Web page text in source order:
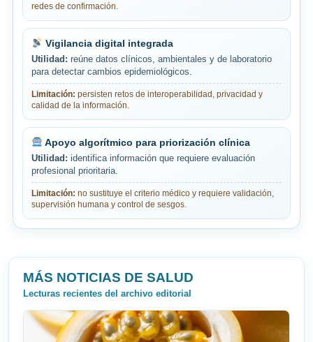
redes de confirmación.
Vigilancia digital integrada
Utilidad: reúne datos clínicos, ambientales y de laboratorio
para detectar cambios epidemiológicos.
Limitación: persisten retos de interoperabilidad, privacidad y
calidad de la información.
Apoyo algorítmico para priorización clínica
Utilidad: identifica información que requiere evaluación
profesional prioritaria.
Limitación: no sustituye el criterio médico y requiere validación,
supervisión humana y control de sesgos.
MÁS NOTICIAS DE SALUD
Lecturas recientes del archivo editorial